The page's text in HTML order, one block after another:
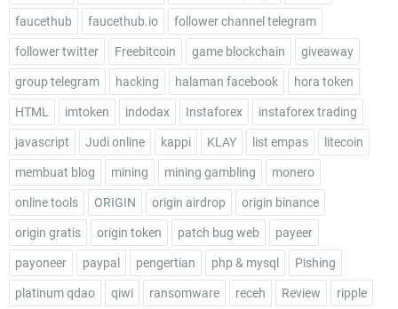
faucethub faucethub.io follower channel telegram
follower twitter Freebitcoin game blockchain giveaway
group telegram hacking halaman facebook hora token
HTML imtoken indodax Instaforex instaforex trading
javascript Judi online kappi KLAY list empas litecoin
membuat blog mining mining gambling monero
online tools ORIGIN origin airdrop origin binance
origin gratis origin token patch bug web payeer
payoneer paypal pengertian php & mysql Pishing
platinum qdao qiwi ransomware receh Review ripple